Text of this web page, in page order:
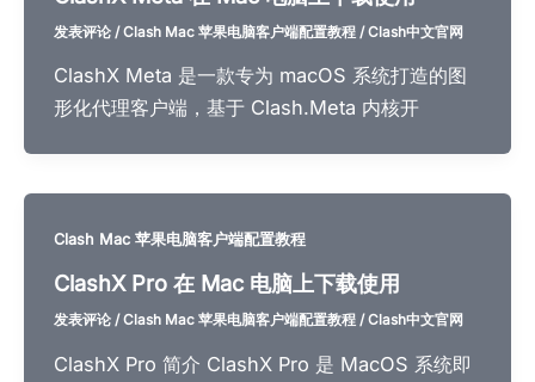
发表评论 /Clash Mac 苹果电脑客户端配置教程/Clash中文官网
ClashX Meta 是一款专为 macOS 系统打造的图
形化代理客户端，基于 Clash.Meta 内核开
Clash Mac 苹果电脑客户端配置教程
ClashX Pro 在 Mac 电脑上下载使用
发表评论 /Clash Mac 苹果电脑客户端配置教程/Clash中文官网
ClashX Pro 简介 ClashX Pro 是 MacOS 系统即